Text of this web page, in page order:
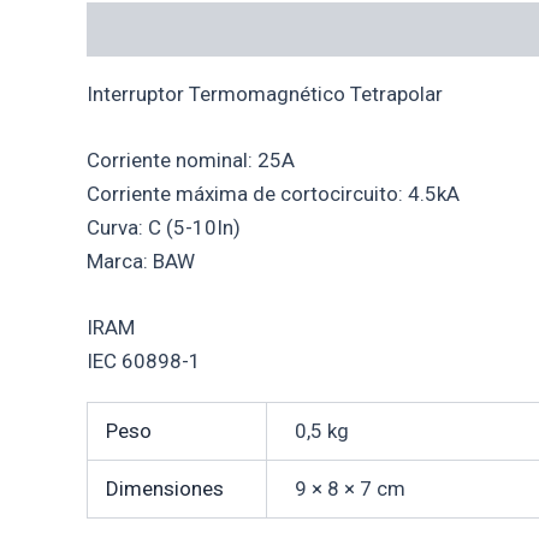
Interruptor Termomagnético Tetrapolar
Corriente nominal: 25A
Corriente máxima de cortocircuito: 4.5kA
Curva: C (5-10In)
Marca: BAW
IRAM
IEC 60898-1
Peso 0,5 kg
Dimensiones 9 × 8 × 7 cm